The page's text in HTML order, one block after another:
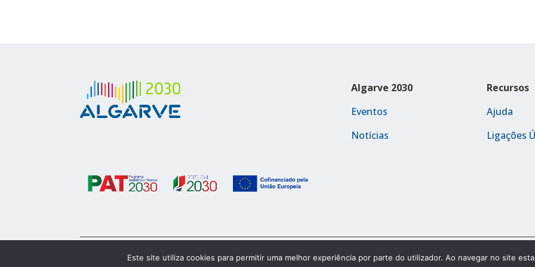
Algarve 2030
Eventos
Notícias
Recursos
Ajuda
Ligações
© 2023 Algarve 2030 Política de Acessibilidade
Este site utiliza cookies para permitir uma melhor experiência por parte do utilizador. Ao navegar no site